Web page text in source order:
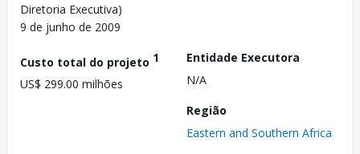
Diretoria Executiva)
9 de junho de 2009
Custo total do projeto 1
US$ 299.00 milhões
Entidade Executora
N/A
Região
Eastern and Southern Africa